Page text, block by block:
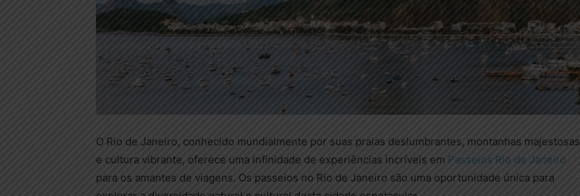
O Rio de Janeiro, conhecido mundialmente por suas praias deslumbrantes, montanhas majestosas
e cultura vibrante, oferece uma infinidade de experiências incríveis em Passeios Rio de Janeiro
para os amantes de viagens. Os passeios no Rio de Janeiro são uma oportunidade única para